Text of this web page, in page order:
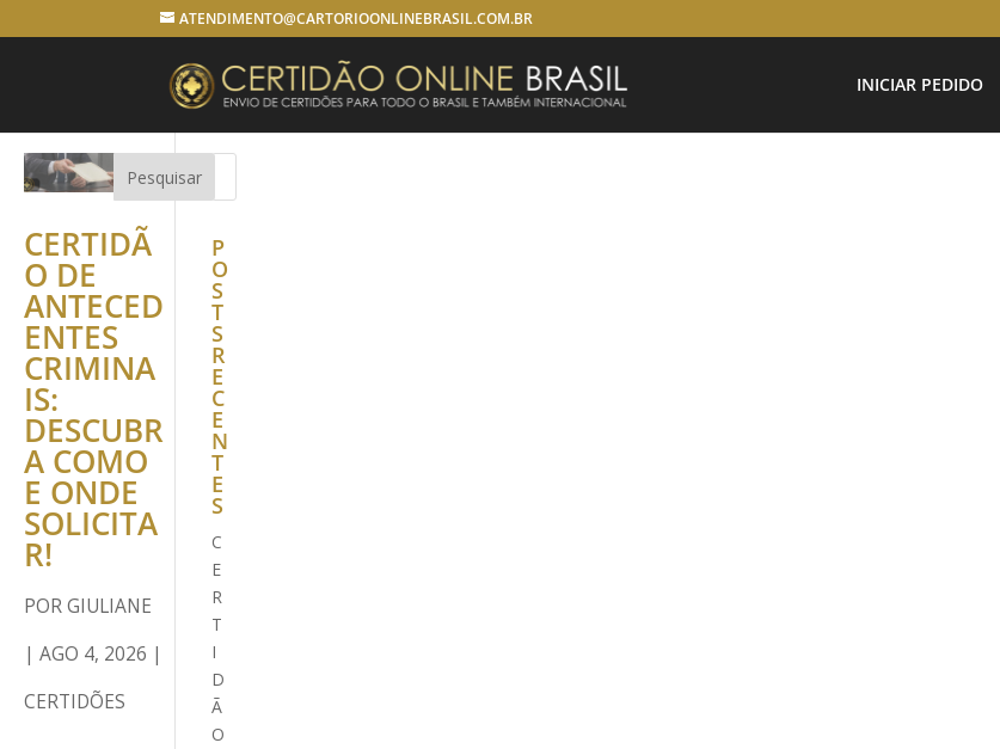
ATENDIMENTO@CARTORIOONLINEBRASIL.COM.BR
INICIAR PEDIDO
CERTIDÃ
O DE
ANTECED
ENTES
CRIMINA
IS:
DESCUBR
A COMO
E ONDE
SOLICITA
R!
PORGIULIANE
| AGO 4, 2026 |
CERTIDÕES
P
O
S
T
S
R
E
C
E
N
T
E
S
C
E
R
T
I
D
Ã
O